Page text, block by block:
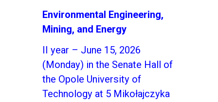
Environmental Engineering,
Mining, and Energy
II year – June 15, 2026
(Monday) in the Senate Hall of
the Opole University of
Technology at 5 Mikołajczyka